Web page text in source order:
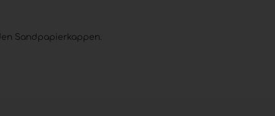
Sandpapierkappen.